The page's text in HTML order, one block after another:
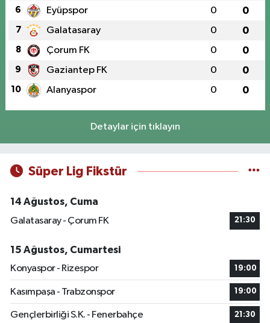
6 Eyüpspor 0 0
7 Galatasaray 0 0
8 Çorum FK 0 0
9 Gaziantep FK 0 0
10 Alanyaspor 0 0
Detaylar için tıklayın
Süper Lig Fikstür
14 Ağustos, Cuma
Galatasaray - Çorum FK
21:30
15 Ağustos, Cumartesi
Konyaspor - Rizespor
19:00
Kasımpaşa - Trabzonspor 19:00
Gençlerbirliği S.K. - Fenerbahçe 21:30